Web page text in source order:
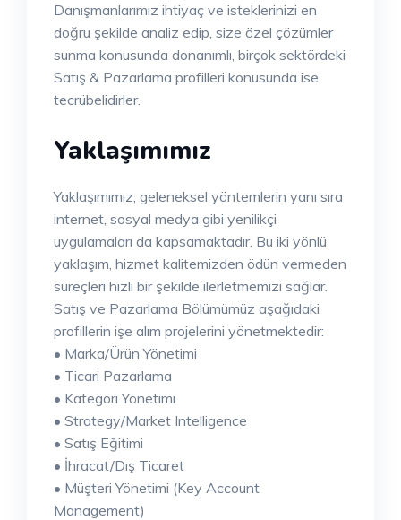
Danışmanlarımız ihtiyaç ve isteklerinizi en
doğru şekilde analiz edip, size özel çözümler
sunma konusunda donanımlı, birçok sektördeki
Satış & Pazarlama profilleri konusunda ise
tecrübelidirler.
Yaklaşımımız
Yaklaşımımız, geleneksel yöntemlerin yanı sıra
internet, sosyal medya gibi yenilikçi
uygulamaları da kapsamaktadır. Bu iki yönlü
yaklaşım, hizmet kalitemizden ödün vermeden
süreçleri hızlı bir şekilde ilerletmemizi sağlar.
Satış ve Pazarlama Bölümümüz aşağıdaki
profillerin işe alım projelerini yönetmektedir:
• Marka/Ürün Yönetimi
• Ticari Pazarlama
• Kategori Yönetimi
• Strategy/Market Intelligence
• Satış Eğitimi
• İhracat/Dış Ticaret
• Müşteri Yönetimi (Key Account
Management)